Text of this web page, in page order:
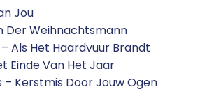
Jou
Der Weihnachtsmann
– Als Het Haardvuur Brandt
Einde Van Het Jaar
– Kerstmis Door Jouw Ogen